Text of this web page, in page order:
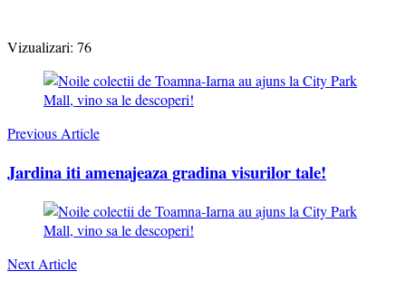
Vizualizari: 76
Post
Navigation
Previous Article
Jardina iti amenajeaza gradina visurilor tale!
Next Article